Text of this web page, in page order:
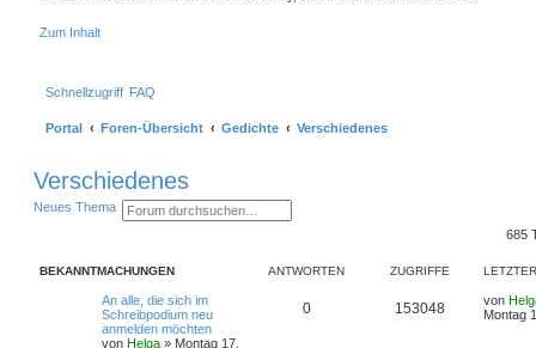
Zum Inhalt
Schnellzugriff FAQ
Portal Foren-Übersicht Gedichte Verschiedenes
Verschiedenes
Neues Thema S
u
E
r
t
r
t
e
685
BEKANNTMACHUNGEN ANTWORTEN ZUGRIFFE
An alle, die sich im
Schreibpodium neu
anmelden möchten
von Helga » Montag 17.
0 153048 von
Montag